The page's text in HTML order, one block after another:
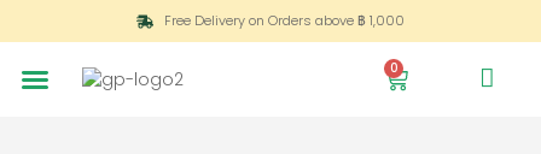
Free Delivery on Orders above ฿ 1,000
0